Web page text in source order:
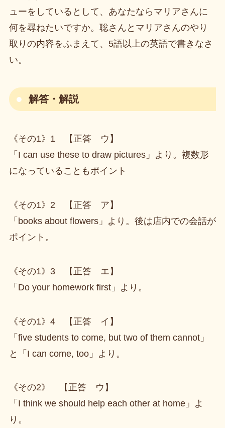
ューをしているとして、あなたならマリアさんに
何を尋ねたいですか。聡さんとマリアさんのやり
取りの内容をふまえて、5語以上の英語で書きなさ
い。
解答・解説
《その1》1 【正答 ウ】
「I can use these to draw pictures」より。複数形
になっていることもポイント
《その1》2 【正答 ア】
「books about flowers」より。後は店内での会話が
ポイント。
《その1》3 【正答 エ】
「Do your homework first」より。
《その1》4 【正答 イ】
「five students to come, but two of them cannot」
と「I can come, too」より。
《その2》 【正答 ウ】
「I think we should help each other at home」よ
り。